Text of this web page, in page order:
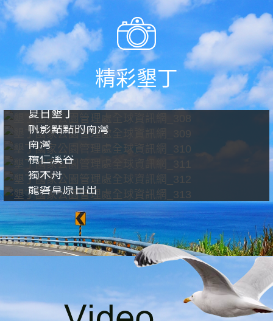
精彩墾丁
夏日墾丁
帆影點點的南灣
南灣
欖仁溪谷
獨木舟
龍磐草原日出